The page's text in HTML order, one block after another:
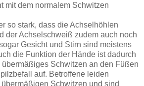
mit dem normalem Schwitzen
so stark, dass die Achselhöhlen
der Achselschweiß zudem auch noch
Gesicht und Stirn sind meistens
die Funktion der Hände ist dadurch
übermäßiges Schwitzen an den Füßen
auf. Betroffene leiden
Schwitzen und sind